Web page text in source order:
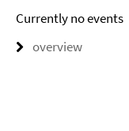
Currently no events
overview